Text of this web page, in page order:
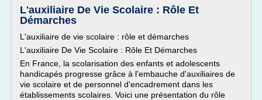
L'auxiliaire De Vie Scolaire : Rôle Et
Démarches
L'auxiliaire de vie scolaire : rôle et démarches
L'auxiliaire De Vie Scolaire : Rôle Et Démarches
En France, la scolarisation des enfants et adolescents
handicapés progresse grâce à l'embauche d'auxiliaires de
vie scolaire et de personnel d'encadrement dans les
établissements scolaires. Voici une présentation du rôle